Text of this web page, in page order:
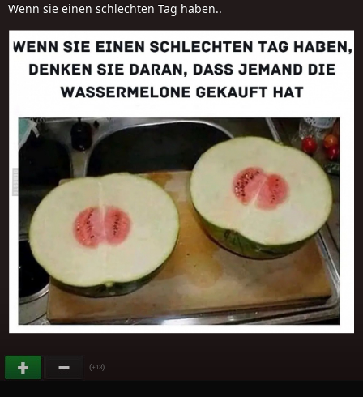
Wenn sie einen schlechten Tag haben..
(+13)